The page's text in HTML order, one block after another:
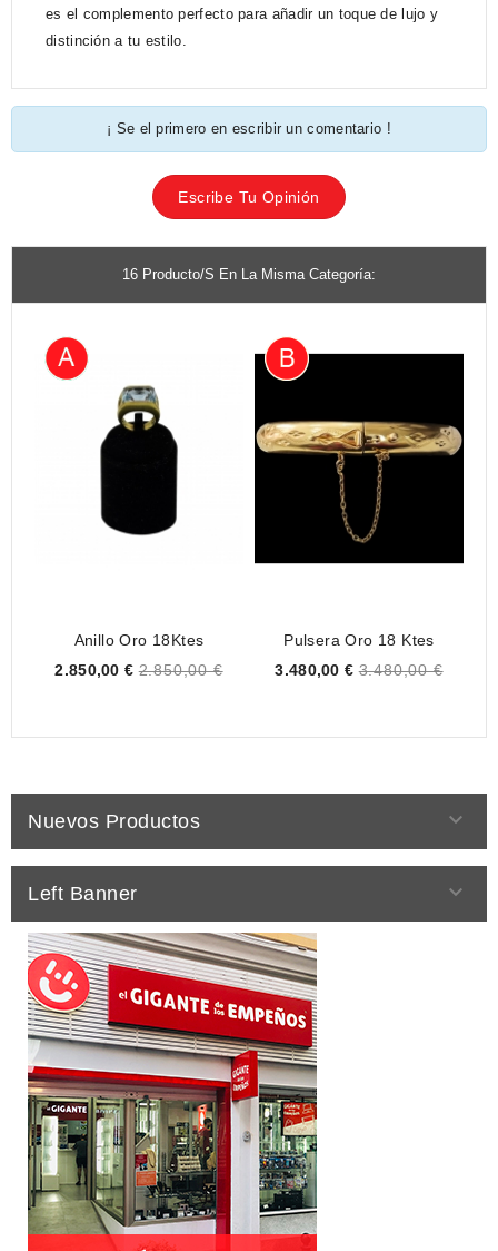
es el complemento perfecto para añadir un toque de lujo y
distinción a tu estilo.
¡ Se el primero en escribir un comentario !
Escribe Tu Opinión
16 Producto/s En La Misma Categoría:
Anillo Oro 18Ktes
Price
2.850,00 € 2.850,00 €
Pulsera Oro 18 Ktes
Price
3.480,00 € 3.480,00 €
Nuevos Productos 
Left Banner 